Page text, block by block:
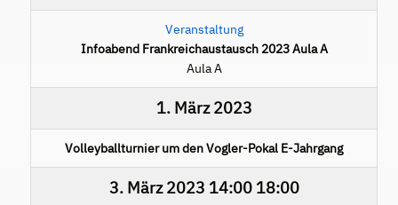
Veranstaltung
Infoabend Frankreichaustausch 2023 Aula A
Aula A
1. März 2023
Volleyballturnier um den Vogler-Pokal E-Jahrgang
3. März 2023 14:00 18:00